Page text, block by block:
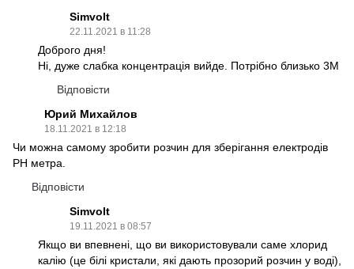
Simvolt
22.11.2021 в 11:28
Доброго дня!
Ні, дуже слабка концентрація вийде. Потрібно близько 3М
Відповісти
Юрий Михайлов
18.11.2021 в 12:18
Чи можна самому зробити розчин для зберігання електродів
РН метра.
Відповісти
Simvolt
19.11.2021 в 08:57
Якщо ви впевнені, що ви використовували саме хлорид
калію (це білі кристали, які дають прозорий розчин у воді),